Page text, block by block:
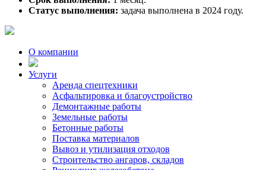
Статус выполнения: задача выполнена в 2024 году.
О компании
Услуги
Аренда спецтехники
Асфальтировка и благоустройство
Демонтажные работы
Земельные работы
Бетонные работы
Поставка материалов
Вывоз и утилизация отходов
Строительство ангаров, складов